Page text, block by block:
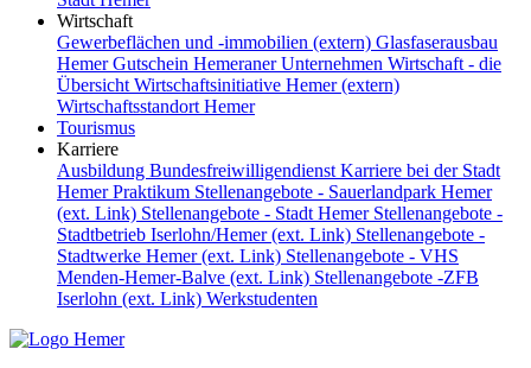
Wirtschaft
Gewerbeflächen und -immobilien (extern) Glasfaserausbau
Hemer Gutschein Hemeraner Unternehmen Wirtschaft - die
Übersicht Wirtschaftsinitiative Hemer (extern)
Wirtschaftsstandort Hemer
Tourismus
Karriere
Ausbildung Bundesfreiwilligendienst Karriere bei der Stadt
HemerPraktikum Stellenangebote - Sauerlandpark Hemer
(ext. Link) Stellenangebote - Stadt Hemer Stellenangebote -
Stadtbetrieb Iserlohn/Hemer (ext. Link) Stellenangebote -
Stadtwerke Hemer (ext. Link) Stellenangebote - VHS
Menden-Hemer-Balve (ext. Link) Stellenangebote -ZFB
Iserlohn (ext. Link) Werkstudenten